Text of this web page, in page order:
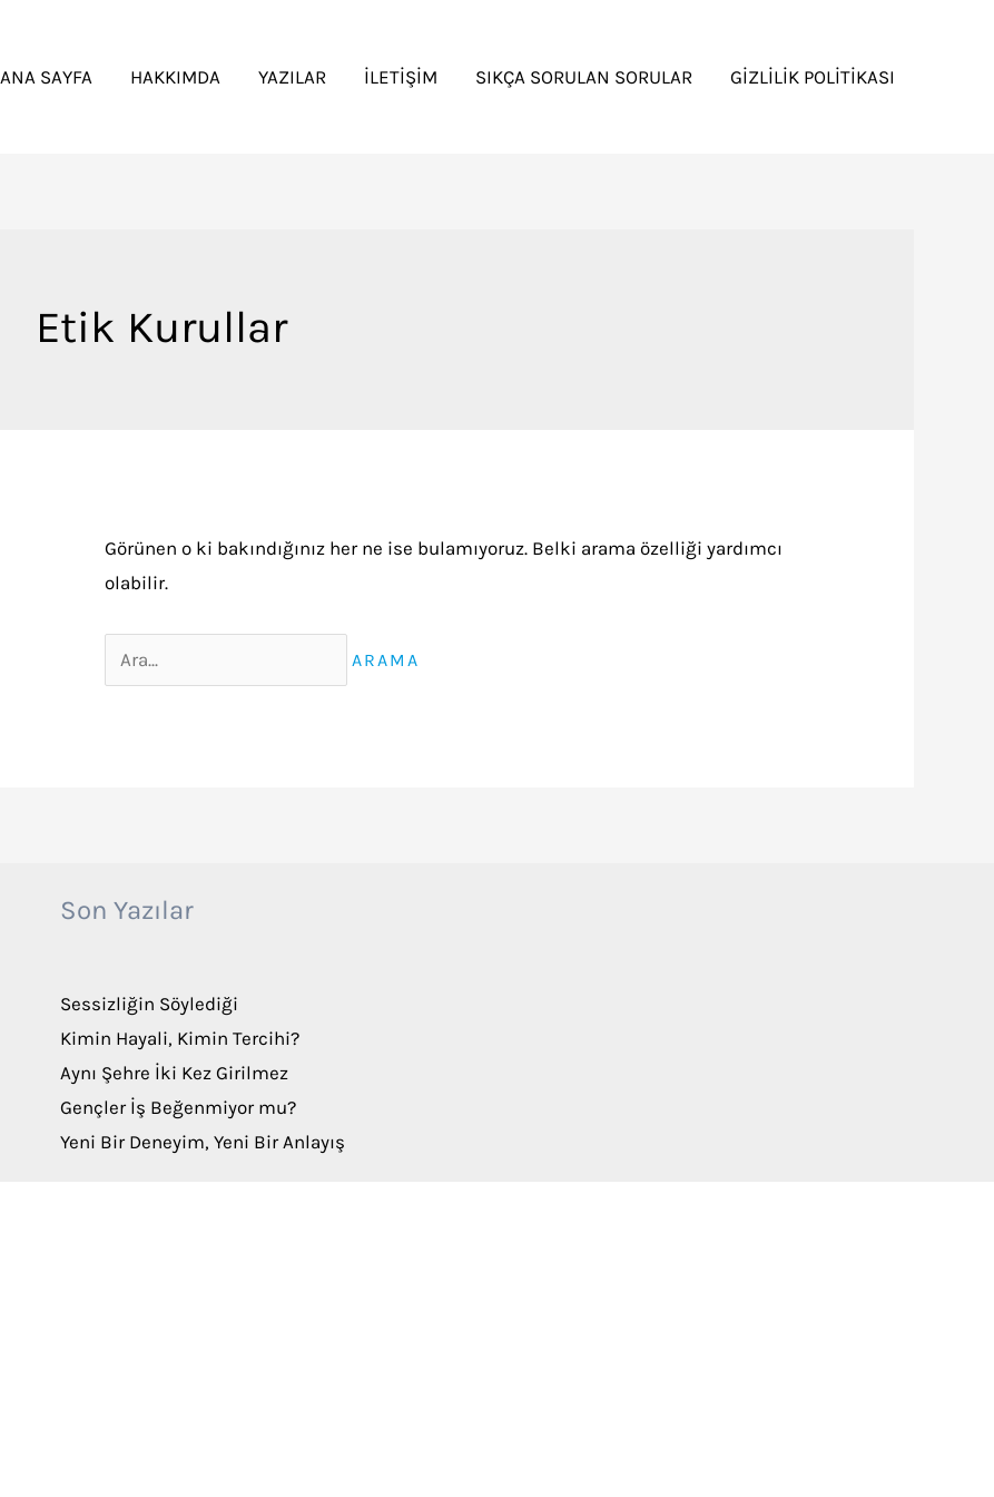
ANA SAYFA
HAKKIMDA YAZILAR İLETIŞIM SIKÇA SORULAN SORULAR GIZLILIK POLITIKASI
Etik Kurullar
Görünen o ki bakındığınız her ne ise bulamıyoruz. Belki arama özelliği yardımcı
olabilir.
Search
for:
Son Yazılar
Sessizliğin Söylediği
Kimin Hayali, Kimin Tercihi?
Aynı Şehre İki Kez Girilmez
Gençler İş Beğenmiyor mu?
Yeni Bir Deneyim, Yeni Bir Anlayış